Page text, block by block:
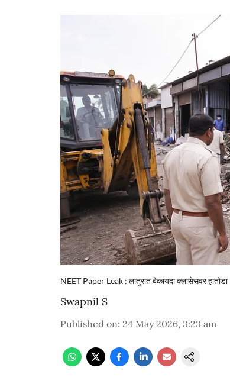
NEET Paper Leak : लातुरात बेकायदा क्लासेसवर हातोडा
Swapnil S
Published on: 24 May 2026, 3:23 am